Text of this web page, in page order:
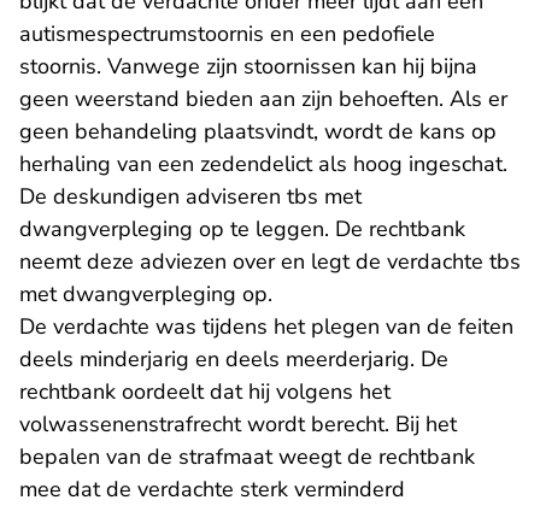
autismespectrumstoornis en een pedofiele
stoornis. Vanwege zijn stoornissen kan hij bijna
geen weerstand bieden aan zijn behoeften. Als er
geen behandeling plaatsvindt, wordt de kans op
herhaling van een zedendelict als hoog ingeschat.
De deskundigen adviseren tbs met
dwangverpleging op te leggen. De rechtbank
neemt deze adviezen over en legt de verdachte tbs
met dwangverpleging op.
De verdachte was tijdens het plegen van de feiten
deels minderjarig en deels meerderjarig. De
rechtbank oordeelt dat hij volgens het
volwassenenstrafrecht wordt berecht. Bij het
bepalen van de strafmaat weegt de rechtbank
mee dat de verdachte sterk verminderd